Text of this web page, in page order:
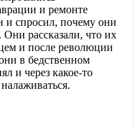
и ремонте
и спросил, почему они
Они рассказали, что их
и после революции
в бедственном
и через какое-то